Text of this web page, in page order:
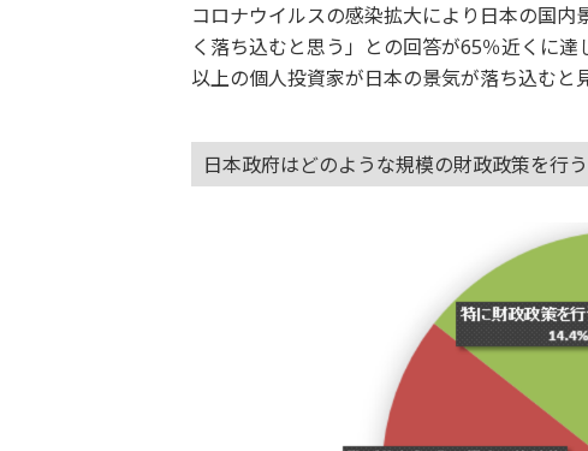
コロナウイルスの感染拡大により日本の国
く落ち込むと思う」との回答が65％近くに
以上の個人投資家が日本の景気が落ち込むと
日本政府はどのような規模の財政政策を行